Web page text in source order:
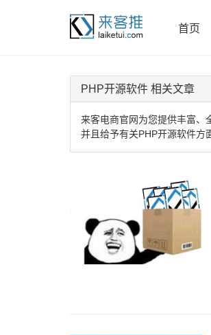
首页
PHP开源软件 相关文章
来客电商官网为您提供丰富、
并且给予有关PHP开源软件方